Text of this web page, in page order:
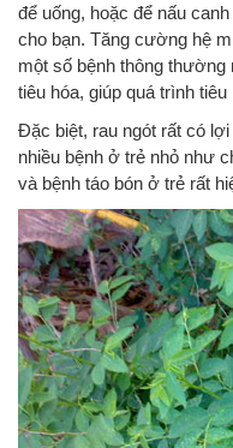
để uống, hoặc để nấu
cho bạn. Tăng cường hệ
một số bệnh thông
tiêu hóa, giúp quá trình
Đặc biệt, rau ngót rất có
nhiều bệnh ở trẻ nhỏ như
và bệnh táo bón ở trẻ rất